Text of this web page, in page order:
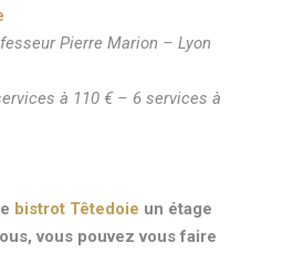
Pierre Marion – Lyon
à 110 € – 6 services à
bistrot Têtedoie un étage
vous pouvez vous faire